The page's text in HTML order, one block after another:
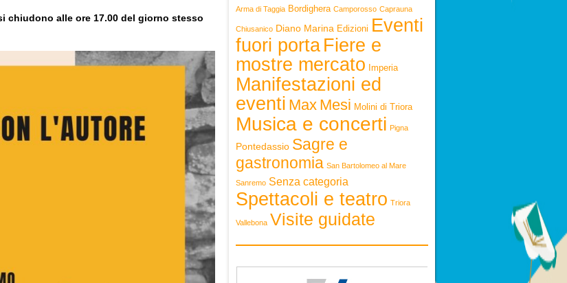
chiudono alle ore 17.00 del giorno stesso
Arma di Taggia Bordighera Camporosso Caprauna
Chiusanico Diano Marina Edizioni Eventi
fuori porta Fiere e
mostre mercato
Imperia
Manifestazioni ed
eventi Max Mesi Molini di Triora
Musica e concerti Pigna
Pontedassio Sagre e
gastronomia San Bartolomeo al Mare
Sanremo Senza categoria
Spettacoli e teatro Triora
Vallebona Visite guidate